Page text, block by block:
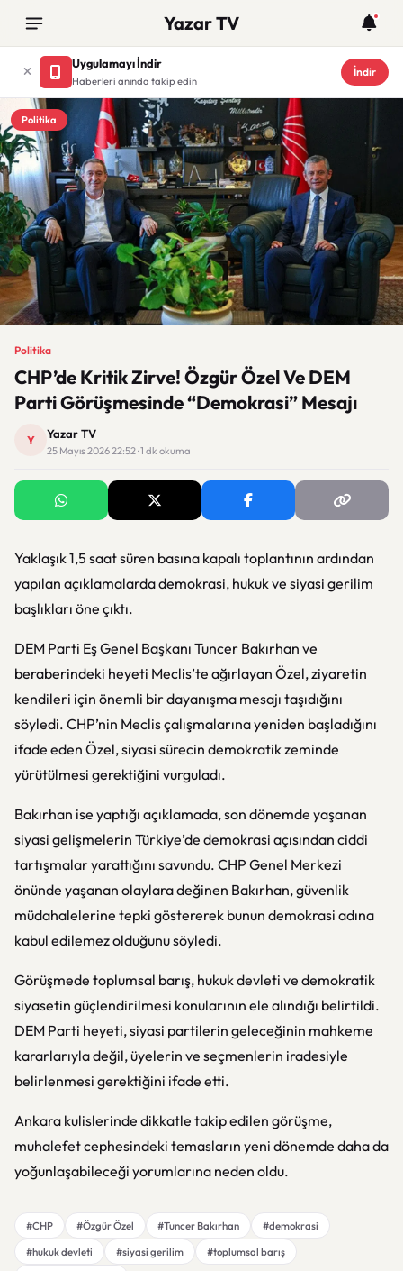
Yazar TV
Uygulamayı İndir
Haberleri anında takip edin
İndir
Politika
Politika
CHP’de Kritik Zirve! Özgür Özel Ve DEM
Parti Görüşmesinde “Demokrasi” Mesajı
Y Yazar TV
25 Mayıs 2026 22:52 · 1 dk okuma
Yaklaşık 1,5 saat süren basına kapalı toplantının ardından
yapılan açıklamalarda demokrasi, hukuk ve siyasi gerilim
başlıkları öne çıktı.
DEM Parti Eş Genel Başkanı Tuncer Bakırhan ve
beraberindeki heyeti Meclis’te ağırlayan Özel, ziyaretin
kendileri için önemli bir dayanışma mesajı taşıdığını
söyledi. CHP’nin Meclis çalışmalarına yeniden başladığını
ifade eden Özel, siyasi sürecin demokratik zeminde
yürütülmesi gerektiğini vurguladı.
Bakırhan ise yaptığı açıklamada, son dönemde yaşanan
siyasi gelişmelerin Türkiye’de demokrasi açısından ciddi
tartışmalar yarattığını savundu. CHP Genel Merkezi
önünde yaşanan olaylara değinen Bakırhan, güvenlik
müdahalelerine tepki göstererek bunun demokrasi adına
kabul edilemez olduğunu söyledi.
Görüşmede toplumsal barış, hukuk devleti ve demokratik
siyasetin güçlendirilmesi konularının ele alındığı belirtildi.
DEM Parti heyeti, siyasi partilerin geleceğinin mahkeme
kararlarıyla değil, üyelerin ve seçmenlerin iradesiyle
belirlenmesi gerektiğini ifade etti.
Ankara kulislerinde dikkatle takip edilen görüşme,
muhalefet cephesindeki temasların yeni dönemde daha da
yoğunlaşabileceği yorumlarına neden oldu.
#CHP #Özgür Özel #Tuncer Bakırhan
#demokrasi
#hukuk devleti
#siyasi gerilim
#toplumsal barış